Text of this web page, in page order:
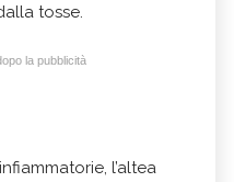
tosse.
la pubblicità
l’altea